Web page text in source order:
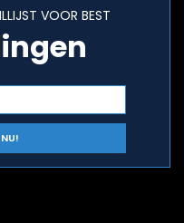
VOOR BEST